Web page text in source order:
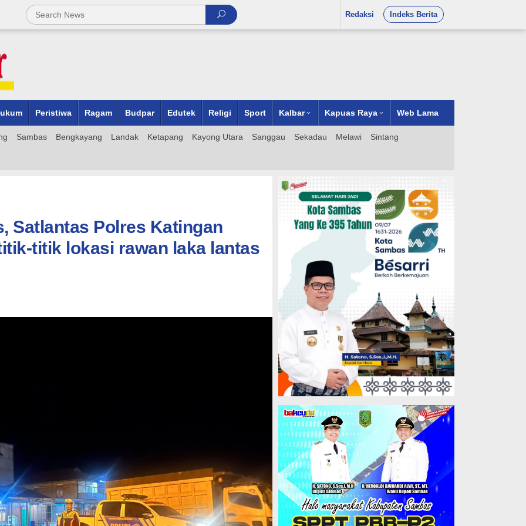
Redaksi Indeks Berita
Peristiwa Ragam Budpar Edutek Religi Sport Kalbar Kapuas Raya Web Lama
Sambas Bengkayang Landak Ketapang Kayong Utara Sanggau Sekadau Melawi Sintang
Satlantas Polres Katingan
titik lokasi rawan laka lantas